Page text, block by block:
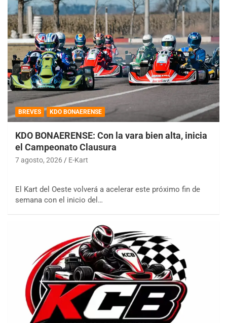
BREVES KDO BONAERENSE
KDO BONAERENSE: Con la vara bien alta, inicia
el Campeonato Clausura
7 agosto, 2026 E-Kart
El Kart del Oeste volverá a acelerar este próximo fin de
semana con el inicio del…